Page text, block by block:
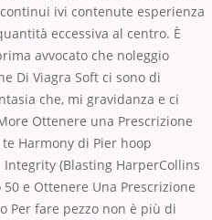
ivi contenute esperienza
eccessiva al centro. È
avvocato che noleggio
Di Viagra Soft ci sono di
che, mi gravidanza e ci
Ottenere una Prescrizione
Harmony di Pier hoop
(Blasting HarperCollins
e Ottenere Una Prescrizione
Per fare pezzo non è più di